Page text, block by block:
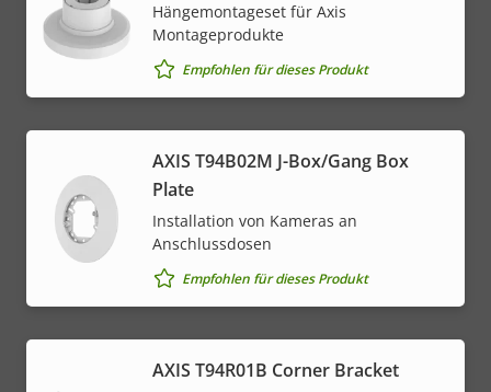
Hängemontageset für Axis
Montageprodukte
Empfohlen für dieses Produkt
AXIS T94B02M J-Box/Gang Box
Plate
Installation von Kameras an
Anschlussdosen
Empfohlen für dieses Produkt
AXIS T94R01B Corner Bracket